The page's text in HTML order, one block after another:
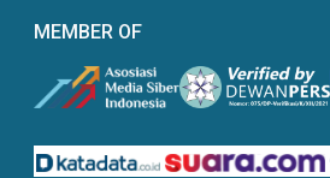
MEMBER OF